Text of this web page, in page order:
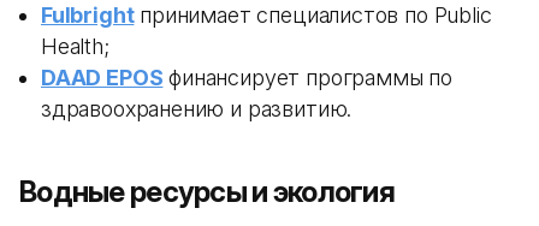
Fulbrightпринимает специалистов по Public
Health;
DAAD EPOS финансирует программы по
здравоохранению и развитию.
Водные ресурсы и экология